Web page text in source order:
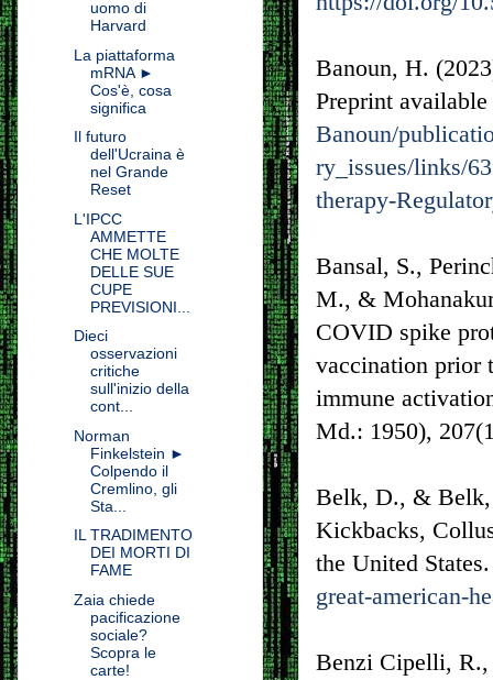
Banoun, H.
Preprint
Banoun/
ry_issues/links/
therapy-
Bansal, S.,
M., &
COVID spike
vaccination prior
immune
Md.: 1950),
Belk, D., & Belk,
Kickbacks,
the United
great-american-
Benzi Cipelli,
uomo di
Harvard
La piattaforma
mRNA ►
Cos'è, cosa
significa
Il futuro
dell'Ucraina è
nel Grande
Reset
L'IPCC
AMMETTE
CHE MOLTE
DELLE SUE
CUPE
PREVISIONI...
Dieci
osservazioni
critiche
sull'inizio della
cont...
Norman
Finkelstein ►
Colpendo il
Cremlino, gli
Sta...
IL TRADIMENTO
DEI MORTI DI
FAME
Zaia chiede
pacificazione
sociale?
Scopra le
carte!